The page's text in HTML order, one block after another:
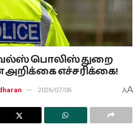
பொலிஸ் துறை
அறிக்கை எச்சரிக்கை!
2026/07/06 AA